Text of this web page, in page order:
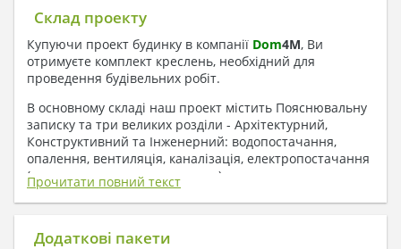
Склад проекту
Купуючи проект будинку в компанії Dom4M, Ви
отримуєте комплект креслень, необхідний для
проведення будівельних робіт.
В основному складі наш проект містить Пояснювальну
записку та три великих розділи - Архітектурний,
Конструктивний та Інженерний: водопостачання,
опалення, вентиляція, каналізація, електропостачання
( купується за додаткову плату ).
1. До складу Архітектурного розділу
входять:
Прочитати повний текст
Додаткові пакети